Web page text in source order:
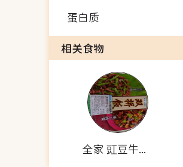
蛋白质
相关食物
全家 豇豆牛肉茄子肉酱双拼饭